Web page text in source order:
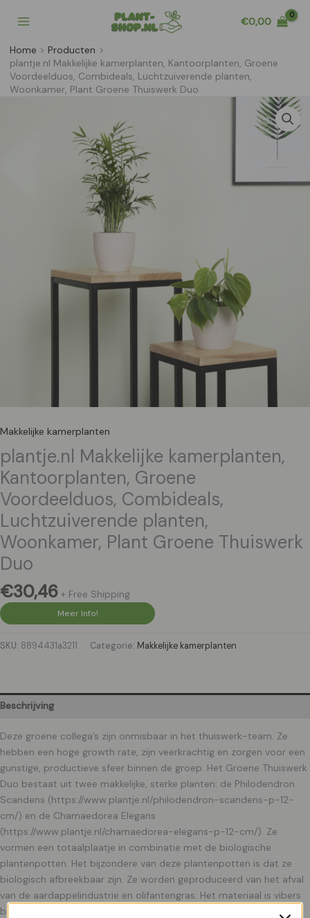
naar
inhoud
€0,00
Home
Producten
plantje.nl Makkelijke kamerplanten, Kantoorplanten, Groene
Voordeelduos, Combideals, Luchtzuiverende planten,
Woonkamer, Plant Groene Thuiswerk Duo
Makkelijke kamerplanten
plantje.nl Makkelijke kamerplanten,
Kantoorplanten, Groene
Voordeelduos, Combideals,
Luchtzuiverende planten,
Woonkamer, Plant Groene Thuiswerk
Duo
€30,46 + Free Shipping
Meer Info!
SKU: 8894431a3211 Categorie: Makkelijke kamerplanten
Beschrijving
Deze groene collega’s zijn onmisbaar in het thuiswerk-team. Ze
hebben een hoge growth rate, zijn veerkrachtig en zorgen voor een
gunstige, productieve sfeer binnen de groep. Het Groene Thuiswerk
Duo bestaat uit twee makkelijke, sterke planten: de Philodendron
Scandens (https://www.plantje.nl/philodendron-scandens-p-12-
cm/) en de Chamaedorea Elegans
(https://www.plantje.nl/chamaedorea-elegans-p-12-cm/). Ze
vormen een totaalplaatje in combinatie met de biologische
plantenpotten. Het bijzondere van deze plantenpotten is dat ze
biologisch afbreekbaar zijn. Ze worden geproduceerd van het afval
van de aardappelindustrie en olifantengras. Het materiaal is vibers
biopolymer. Zowel de Philodendron als de Chamaedorea zijn